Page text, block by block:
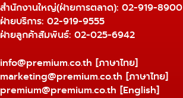
สำนักงานใหญ่(ฝ่ายการตลาด): 02-919-8900
ฝ่ายบริการ: 02-919-9555
ฝ่ายลูกค้าสัมพันธ์: 02-025-6942
info@premium.co.th [ภาษาไทย]
marketing@premium.co.th [ภาษาไทย]
premium@premium.co.th [English]